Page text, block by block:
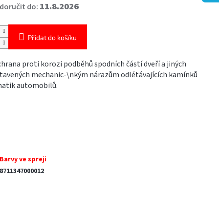
do: 11.8.2026
Přidat do košíku
proti korozi podběhů spodních částí dveří a jiných
mechanic-\nkým nárazům odlétávajících kamínků
automobilů.
Barvy ve spreji
8711347000012